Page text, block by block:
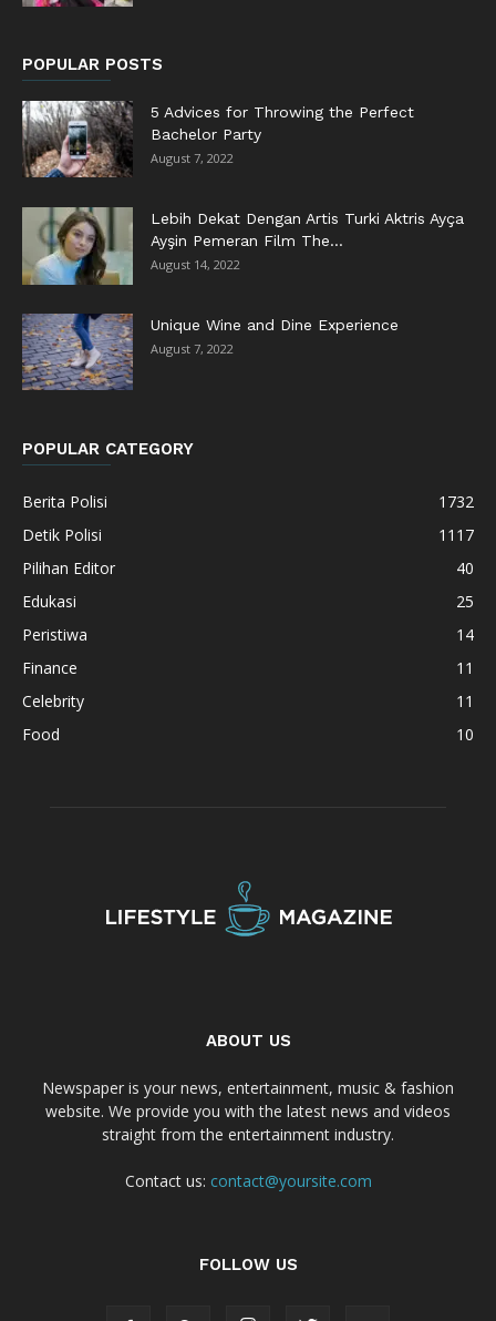
POPULAR POSTS
5 Advices for Throwing the Perfect
Bachelor Party
August 7, 2022
Lebih Dekat Dengan Artis Turki Aktris Ayça
Ayşin Pemeran Film The...
August 14, 2022
Unique Wine and Dine Experience
August 7, 2022
POPULAR CATEGORY
Berita Polisi
1732
Detik Polisi
1117
Pilihan Editor
40
Edukasi
25
Peristiwa
14
Finance
11
Celebrity
11
Food
10
ABOUT US
Newspaper is your news, entertainment, music & fashion
website. We provide you with the latest news and videos
straight from the entertainment industry.
Contact us: contact@yoursite.com
FOLLOW US